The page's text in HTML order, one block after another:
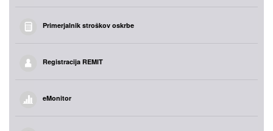
Primerjalnik stroškov oskrbe
Registracija REMIT
eMonitor